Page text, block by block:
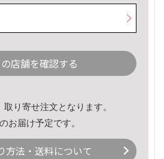
店舗を確認する
り寄せ注文となります。
お届け予定です。
方法・送料について